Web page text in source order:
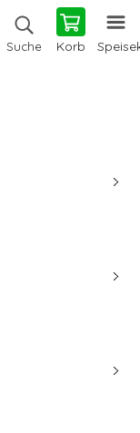
Suche Korb